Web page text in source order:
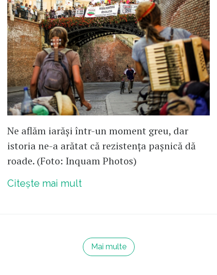
Ne aflăm iarăși într-un moment greu, dar
istoria ne-a arătat că rezistența pașnică dă
roade. (Foto: Inquam Photos)
Citește mai mult
Mai multe